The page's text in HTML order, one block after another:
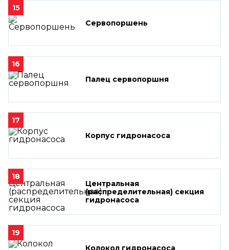
15
Сервопоршень
16
Палец сервопоршня
17
Корпус гидронасоса
18
Центральная
(распределительная) секция
гидронасоса
19
Колокол гидронасоса